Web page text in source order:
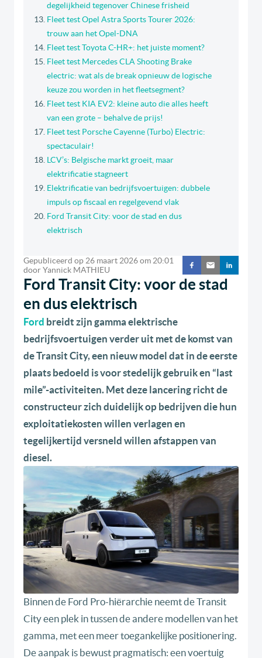
degelijkheid tegenover Chinese frisheid
Fleet test Opel Astra Sports Tourer 2026:
trouw aan het Opel-DNA
Fleet test Toyota C-HR+: het juiste moment?
Fleet test Mercedes CLA Shooting Brake
electric: wat als de break opnieuw de logische
keuze zou worden in het fleetsegment?
Fleet test KIA EV2: kleine auto die alles heeft
van een grote – behalve de prijs!
Fleet test Porsche Cayenne (Turbo) Electric:
spectaculair!
LCV’s: Belgische markt groeit, maar
elektrificatie stagneert
Elektrificatie van bedrijfsvoertuigen: dubbele
impuls op fiscaal en regelgevend vlak
Ford Transit City: voor de stad en dus
elektrisch
Gepubliceerd op26 maart 2026om20:01
doorYannick MATHIEU
Ford Transit City: voor de stad
en dus elektrisch
Ford breidt zijn gamma elektrische
bedrijfsvoertuigen verder uit met de komst van
de Transit City, een nieuw model dat in de eerste
plaats bedoeld is voor stedelijk gebruik en “last
mile”-activiteiten. Met deze lancering richt de
constructeur zich duidelijk op bedrijven die hun
exploitatiekosten willen verlagen en
tegelijkertijd versneld willen afstappen van
diesel.
Binnen de Ford Pro-hiërarchie neemt de Transit
City een plek in tussen de andere modellen van het
gamma, met een meer toegankelijke positionering.
De aanpak is bewust pragmatisch: een voertuig